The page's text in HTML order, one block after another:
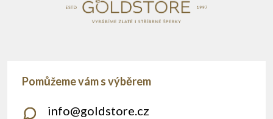
info@goldstore.cz